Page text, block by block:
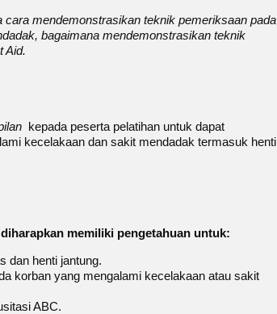
cara mendemonstrasikan teknik pemeriksaan pada
bagaimana mendemonstrasikan teknik
Aid.
kepada peserta pelatihan untuk dapat
kecelakaan dan sakit mendadak termasuk henti
memiliki pengetahuan untuk:
dan henti jantung.
korban yang mengalami kecelakaan atau sakit
ABC.